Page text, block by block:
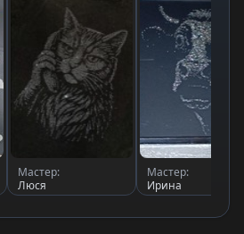
Мастер:
Люся
Мастер:
Ирина